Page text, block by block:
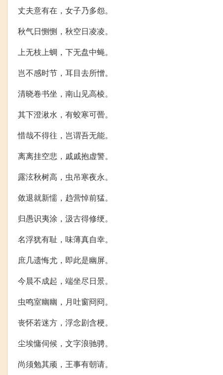
丈夫意有在，女子乃多怨。
秋气日恻恻，秋空日凌凌。
上无枝上蜩，下无盘中蝇。
岂不感时节，耳目去所憎。
清晓卷书坐，南山见高棱。
其下澄湫水，有蛟寒可罾。
惜哉不得往，岂谓吾无能。
离离挂空悲，戚戚抱虚警。
露泫秋树高，虫吊寒夜永。
敛退就新懦，趋营悼前猛。
归愚识夷涂，汲古得修绠。
名浮犹有耻，味薄真自幸。
庶几遗悔尤，即此是幽屏。
今晨不成起，端坐尽日景。
虫鸣室幽幽，月吐窗冏冏。
丧怀若迷方，浮念剧含梗。
尘埃慵伺候，文字浪驰骋。
尚须勉其顽，王事有朝请。